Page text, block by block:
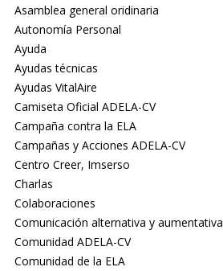
Asamblea general oridinaria
Autonomía Personal
Ayuda
Ayudas técnicas
Ayudas VitalAire
Camiseta Oficial ADELA-CV
Campaña contra la ELA
Campañas y Acciones ADELA-CV
Centro Creer, Imserso
Charlas
Colaboraciones
Comunicación alternativa y aumentativa
Comunidad ADELA-CV
Comunidad de la ELA